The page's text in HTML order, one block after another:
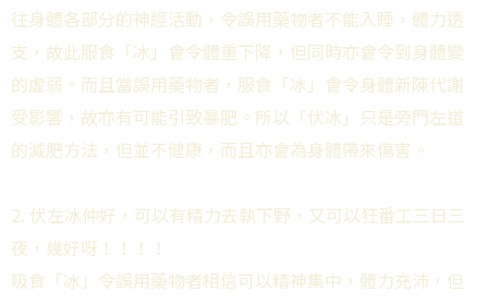
往身體各部分的神經活動，令誤用藥物者不能入睡，體力透
支，故此服食「冰」會令體重下降，但同時亦會令到身體變
的虛弱。而且當誤用藥物者，服食「冰」會令身體新陳代謝
受影響，故亦有可能引致暴肥。所以「伏冰」只是旁門左道
的減肥方法，但並不健康，而且亦會為身體帶來傷害。
2. 伏左冰仲好，可以有精力去執下野，又可以狂番工三日三
夜，幾好呀！！！！
吸食「冰」令誤用藥物者相信可以精神集中，體力充沛，但